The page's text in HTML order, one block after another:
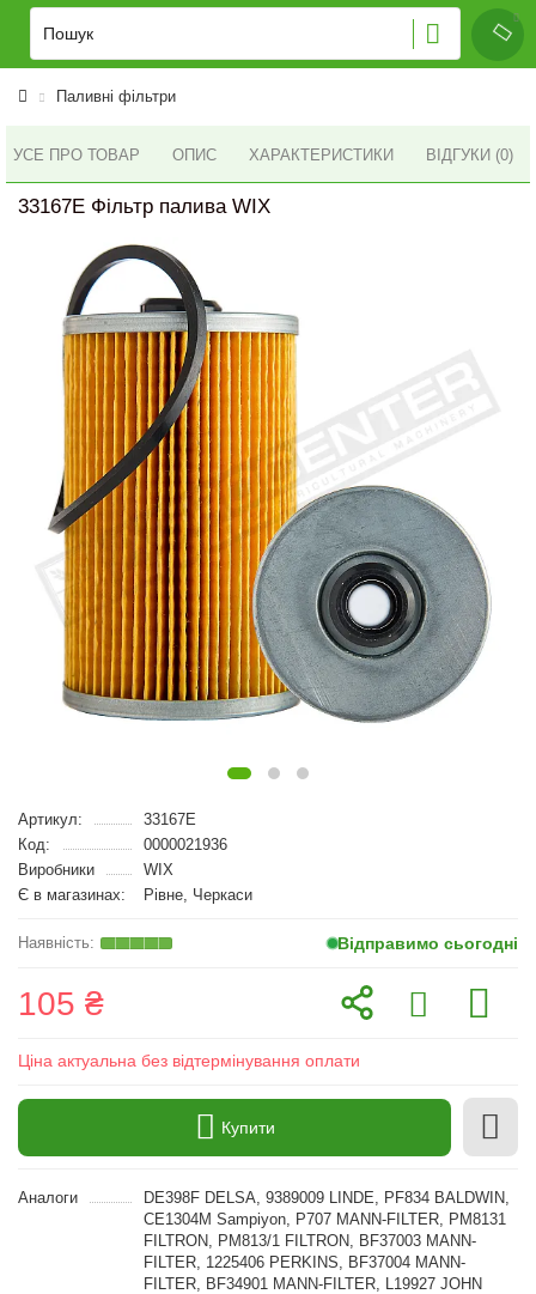
Паливні фільтри
УСЕ ПРО ТОВАР ОПИС ХАРАКТЕРИСТИКИ ВІДГУКИ (0)
33167E Фільтр палива WIX
Артикул:
33167E
Код:
0000021936
Виробники
WIX
Є в магазинах:
Рівне, Черкаси
Відправимо сьогодні
105 ₴
Ціна актуальна без відтермінування оплати
Купити
Аналоги
DE398F DELSA, 9389009 LINDE, PF834 BALDWIN,
CE1304M Sampiyon, P707 MANN-FILTER, PM8131
FILTRON, PM813/1 FILTRON, BF37003 MANN-
FILTER, 1225406 PERKINS, BF37004 MANN-
FILTER, BF34901 MANN-FILTER, L19927 JOHN